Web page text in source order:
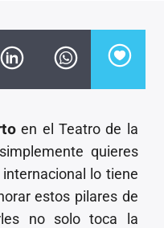
en el Teatro de la
quieres
lo tiene
estos pilares de
no solo toca la